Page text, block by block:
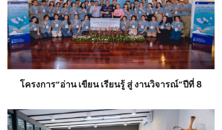
โครงการ“อ่าน เขียน เรียนรู้ สู่ งานวิจารณ์”ปีที่ 8